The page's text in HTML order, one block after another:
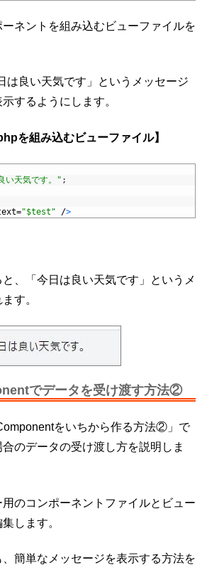
ネントを組み込むビューファイルを
は良い天気です」というメッセージ
するようにします。
を組み込むビューファイル】
い天気です。" ;
="$test" />
、「今日は良い天気です」というメ
す。
でデータを受け渡す方法②
をいちから作る方法②」で
のデータの受け渡し方を説明しま
のコンポーネントファイルとビュー
します。
簡単なメッセージを表示する方法を